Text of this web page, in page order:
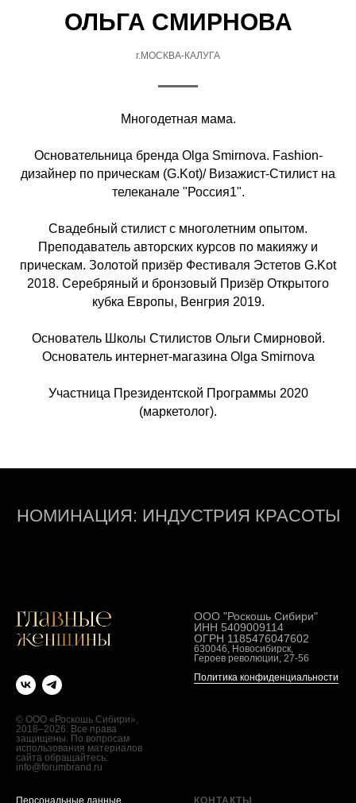
ОЛЬГА СМИРНОВА
г.МОСКВА-КАЛУГА
Многодетная мама.
Основательница бренда Olga Smirnova. Fashion-
дизайнер по прическам (G.Kot)/ Визажист-Стилист на
телеканале "Россия1".
Свадебный стилист с многолетним опытом.
Преподаватель авторских курсов по макияжу и
прическам. Золотой призёр Фестиваля Эстетов G.Kot
2018. Серебряный и бронзовый Призёр Открытого
кубка Европы, Венгрия 2019.
Основатель Школы Стилистов Ольги Смирновой.
Основатель интернет-магазина Olga Smirnova
Участница Президентской Программы 2020
(маркетолог).
НОМИНАЦИЯ: ИНДУСТРИЯ КРАСОТЫ
© ООО «Роскошь Сибири»,
2018–2026. Все права
защищены. По вопросам
использования материалов
сайта обращайтесь:
info@forumbrand.ru
ООО "Роскошь Сибири"
ИНН 5409009114
ОГРН 1185476047602
630046, Новосибирск,
Героев революции, 27-56
Политика конфиденциальности